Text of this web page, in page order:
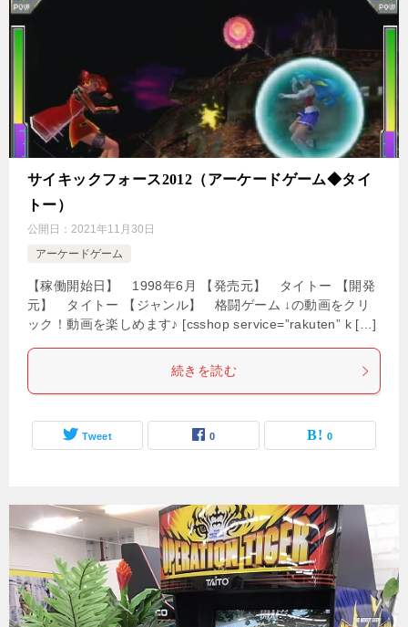
サイキックフォース2012（アーケードゲーム◆タイ
トー）
公開日： 2021年11月30日
アーケードゲーム
【稼働開始日】 1998年6月 【発売元】 タイトー 【開発
元】 タイトー 【ジャンル】 格闘ゲーム ↓の動画をクリ
ック！動画を楽しめます♪ [csshop service=”rakuten” k […]
続きを読む
Tweet 0 0